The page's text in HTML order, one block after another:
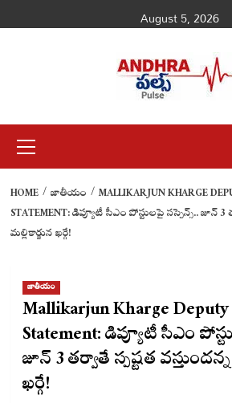
to
August 5, 2026
Menu
HOME జాతీయం
MALLIKARJUN KHARGE
STATEMENT: డిప్యూటీ సీఎం పోస్టులపై సస్పెన్స్.. జూన్ 3
మల్లికార్జున ఖర్గే!
జాతీయం
Mallikarjun Kharge Deputy
Statement: డిప్యూటీ సీఎం
జూన్ 3 తర్వాతే స్పష్టత
ఖర్గే!